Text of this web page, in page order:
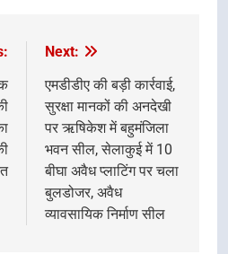
Next:
एमडीडीए की बड़ी कार्रवाई,
सुरक्षा मानकों की अनदेखी
पर ऋषिकेश में बहुमंजिला
भवन सील, सेलाकुई में 10
बीघा अवैध प्लाटिंग पर चला
बुलडोजर, अवैध
व्यावसायिक निर्माण सील